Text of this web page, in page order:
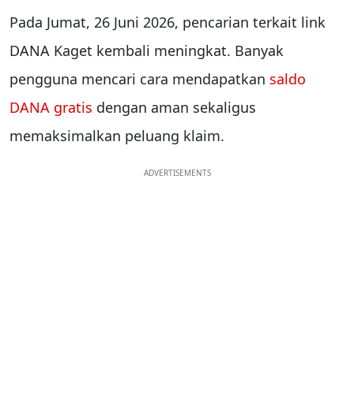
Pada Jumat, 26 Juni 2026, pencarian terkait link
DANA Kaget kembali meningkat. Banyak
pengguna mencari cara mendapatkan saldo
DANA gratis dengan aman sekaligus
memaksimalkan peluang klaim.
ADVERTISEMENTS